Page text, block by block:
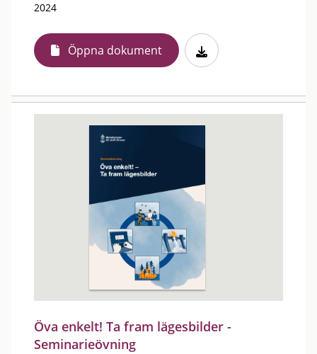
2024
Öppna dokument
Öva enkelt! Ta fram lägesbilder -
Seminarieövning